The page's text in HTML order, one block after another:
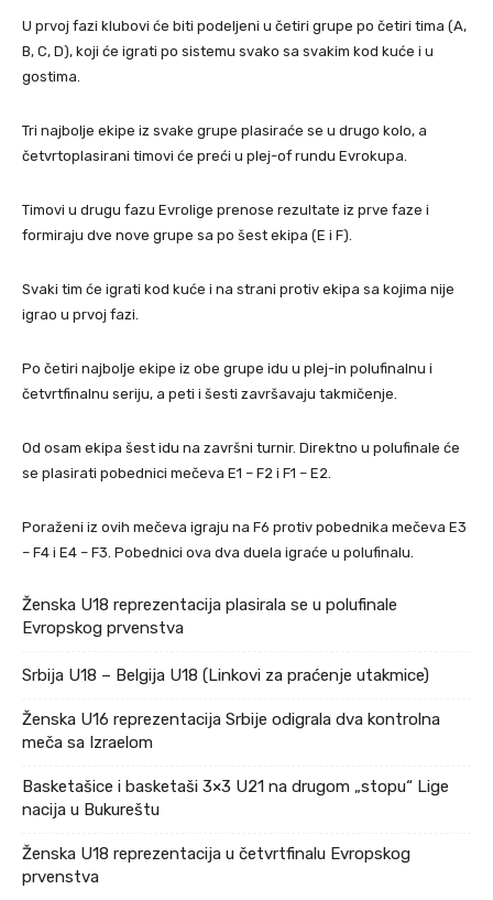
U prvoj fazi klubovi će biti podeljeni u četiri grupe po četiri tima (A,
B, C, D), koji će igrati po sistemu svako sa svakim kod kuće i u
gostima.
Tri najbolje ekipe iz svake grupe plasiraće se u drugo kolo, a
četvrtoplasirani timovi će preći u plej-of rundu Evrokupa.
Timovi u drugu fazu Evrolige prenose rezultate iz prve faze i
formiraju dve nove grupe sa po šest ekipa (E i F).
Svaki tim će igrati kod kuće i na strani protiv ekipa sa kojima nije
igrao u prvoj fazi.
Po četiri najbolje ekipe iz obe grupe idu u plej-in polufinalnu i
četvrtfinalnu seriju, a peti i šesti završavaju takmičenje.
Od osam ekipa šest idu na završni turnir. Direktno u polufinale će
se plasirati pobednici mečeva E1 – F2 i F1 – E2.
Poraženi iz ovih mečeva igraju na F6 protiv pobednika mečeva E3
– F4 i E4 – F3. Pobednici ova dva duela igraće u polufinalu.
Ženska U18 reprezentacija plasirala se u polufinale
Evropskog prvenstva
Srbija U18 – Belgija U18 (Linkovi za praćenje utakmice)
Ženska U16 reprezentacija Srbije odigrala dva kontrolna
meča sa Izraelom
Basketašice i basketaši 3×3 U21 na drugom „stopu“ Lige
nacija u Bukureštu
Ženska U18 reprezentacija u četvrtfinalu Evropskog
prvenstva